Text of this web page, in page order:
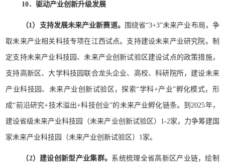
10．驱动产业创新升级发展
（1）支持发展未来产业新赛道。 围绕省“3+3”未来产业布局，争
取未来产业相关科技专项在江西试点。支持建设未来产业研究院。制
定支持未来产业科技园、未来产业创新试验区建设试点的政策措施，
支持高新区、大学科技园联合龙头企业、高校、科研院所，建设未来
产业科技园、未来产业创新试验区，探索“学科+产业”孵化模式，形
成“前沿研究+技术溢出+科技创业”的未来产业孵化链条。到2025年，
建设省级未来产业科技园（未来产业创新试验区）1-2家，力争筹建国
家未来产业科技园（未来产业创新试验区）1家。
（2）建设创新型产业集群。 系统梳理全省高新区产业链，绘制